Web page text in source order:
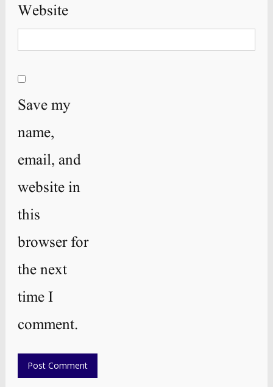
Website
Save my
name,
email, and
website in
this
browser for
the next
time I
comment.